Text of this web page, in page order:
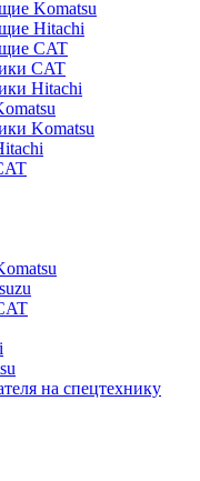
Komatsu
Hitachi
CAT
CAT
Hitachi
Komatsu
на спецтехнику